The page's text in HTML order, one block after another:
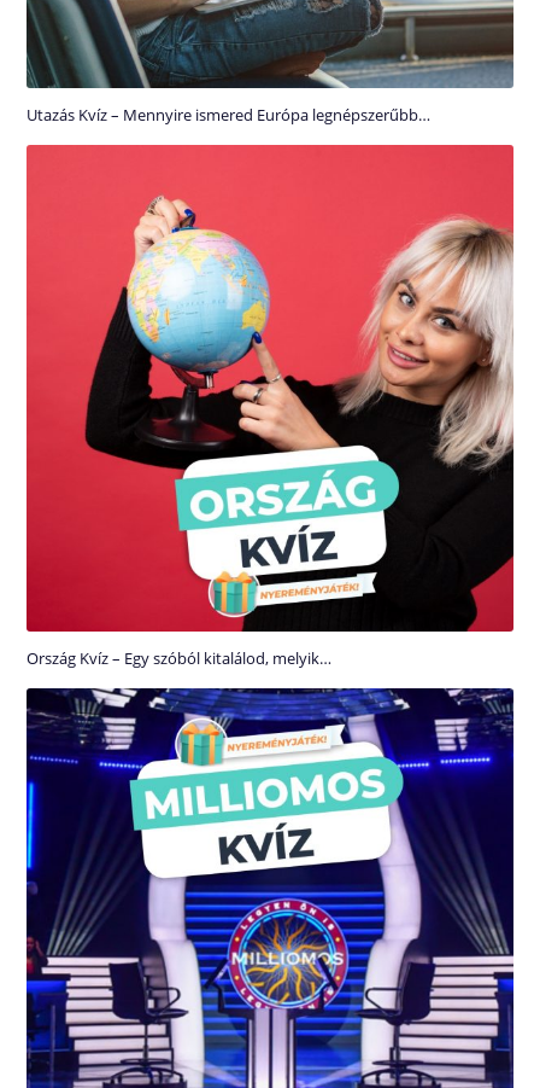
Utazás Kvíz – Mennyire ismered Európa legnépszerűbb…
Ország Kvíz – Egy szóból kitalálod, melyik…